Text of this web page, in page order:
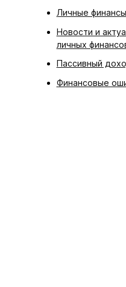
Личные
Новости и
личных
Пассивный
Финансовые